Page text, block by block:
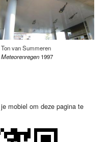
Ton van Summeren
Meteorenregen 1997
mobiel om deze pagina te